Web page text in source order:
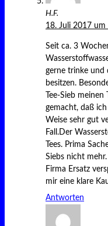
H.F.
18. Juli 2017 um
Seit ca. 3
gerne trinke und
besitzen.
Tee-Sieb
gemacht, daß
Weise sehr gut
Fall.Der
Tees. Prima
Siebs nicht
Firma Ersatz
mir eine klare
Antworten